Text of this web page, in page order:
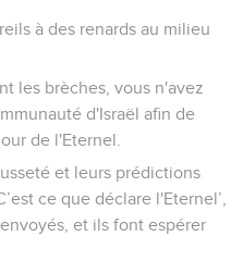
à des renards au milieu
les brèches, vous n'avez
d'Israël afin de
de l'Eternel.
et leurs prédictions
ce que déclare l'Eternel’,
et ils font espérer